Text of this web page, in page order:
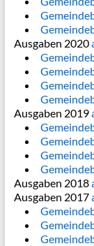
Ausgaben 2020
Ausgaben 2019
Ausgaben 2018
Ausgaben 2017